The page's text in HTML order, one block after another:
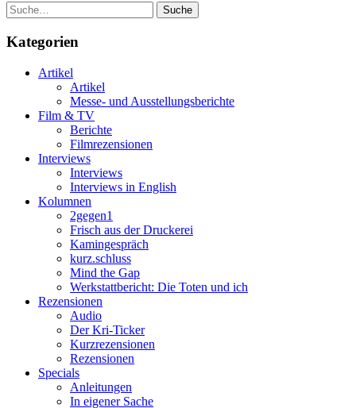
Suche
Kategorien
Artikel
Artikel
Messe- und Ausstellungsberichte
Film & TV
Berichte
Filmrezensionen
Interviews
Interviews
Interviews in English
Kolumnen
2gegen1
Frisch aus der Druckerei
Kamingespräch
kurz.schluss
Mind the Gap
Werkstattbericht: Die Toten und ich
Rezensionen
Audio
Der Kri-Ticker
Kurzrezensionen
Rezensionen
Specials
Anleitungen
In eigener Sache